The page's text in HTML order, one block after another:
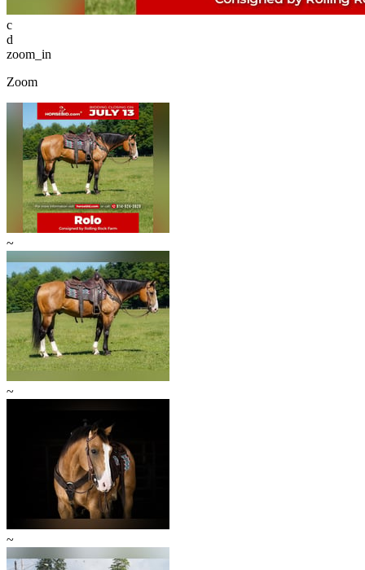
c
d
zoom_in
Zoom
~
~
~